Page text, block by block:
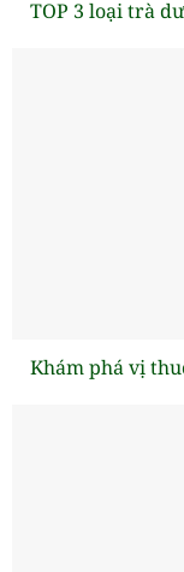
TOP 3 loại trà
Khám phá vị